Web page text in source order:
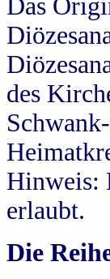
Das
des
Hinweis:
erlaubt.
Die